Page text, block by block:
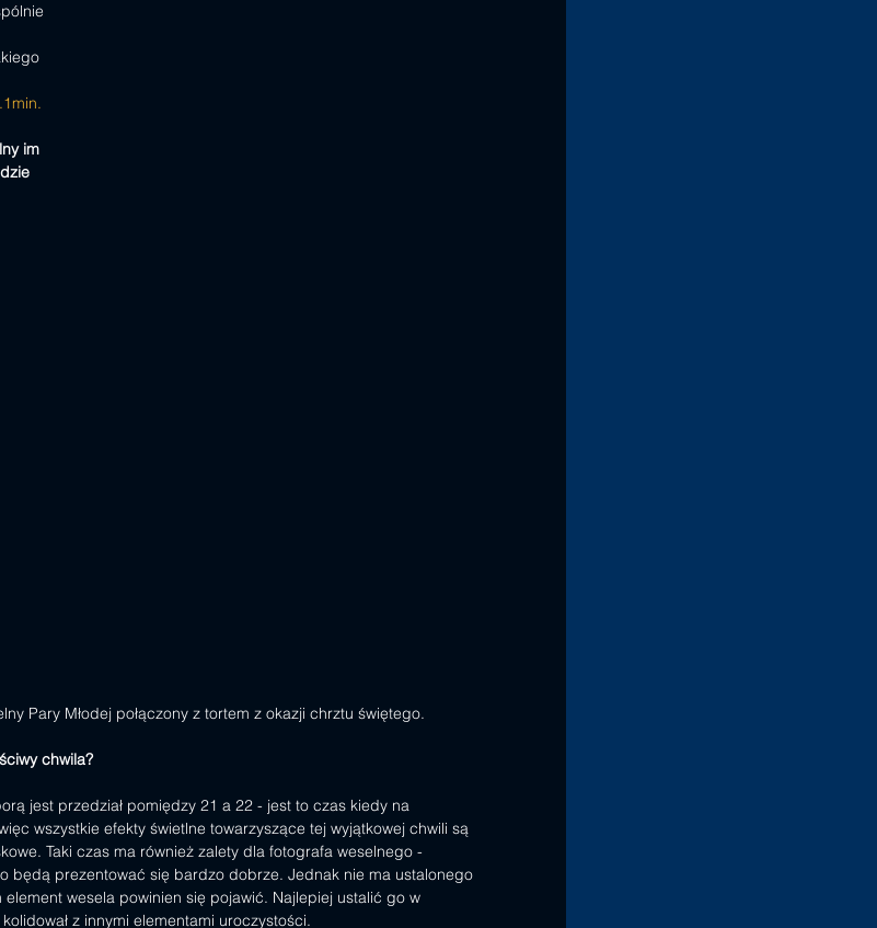
im
Pary Młodej połączony z tortem z okazji chrztu świętego.
chwila?
jest przedział pomiędzy 21 a 22 - jest to czas kiedy na
wszystkie efekty świetlne towarzyszące tej wyjątkowej chwili są
Taki czas ma również zalety dla fotografa weselnego -
będą prezentować się bardzo dobrze. Jednak nie ma ustalonego
wesela powinien się pojawić. Najlepiej ustalić go w
z innymi elementami uroczystości.